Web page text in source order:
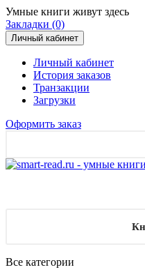
Умные книги живут здесь
Закладки (0)
Личный кабинет
Личный кабинет
История заказов
Транзакции
Загрузки
Оформить заказ
Все категории